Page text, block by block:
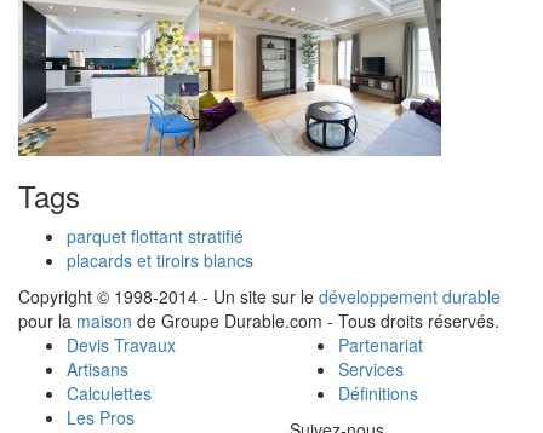
Tags
parquet flottant stratifié
placards et tiroirs blancs
Copyright © 1998-2014 - Un site sur le développement durable
pour la maison de Groupe Durable.com - Tous droits réservés.
Devis Travaux
Artisans
Calculettes
Les Pros
Partenariat
Services
Définitions